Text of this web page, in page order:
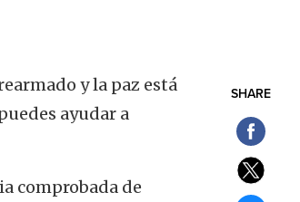
SHARE
y la paz está
ayudar a
comprobada de